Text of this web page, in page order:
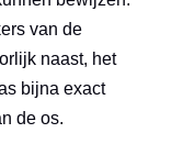
van de
naast, het
bijna exact
de os.